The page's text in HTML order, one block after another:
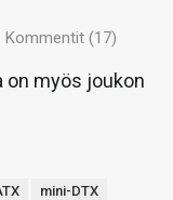
Kommentit (17)
on myös joukon
mini-DTX